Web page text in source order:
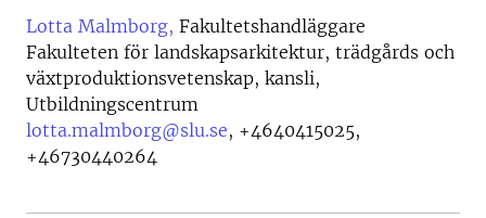
Lotta Malmborg, Fakultetshandläggare
Fakulteten för landskapsarkitektur, trädgårds och
växtproduktionsvetenskap, kansli,
Utbildningscentrum
lotta.malmborg@slu.se, +4640415025,
+46730440264